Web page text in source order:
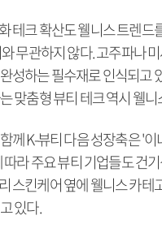
테크 확산도 웰니스 트렌드
무관하지 않다. 고주파나
성하는 필수재로 인식되고
맞춤형 뷰티 테크 역시 웰
께 K-뷰티 다음 성장축은 '
라 주요 뷰티 기업들도 건
스킨케어 옆에 웰니스 카
있다.